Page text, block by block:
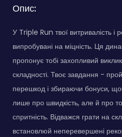
Опис:
У Triple Run твої витривалість і
випробувані на міцність. Ця
пропонує тобі захопливий
складності. Твоє завдання -
перешкод і збираючи бонуси,
лише про швидкість, але й про
спритність. Відважся грати на
встановлюй неперевершені